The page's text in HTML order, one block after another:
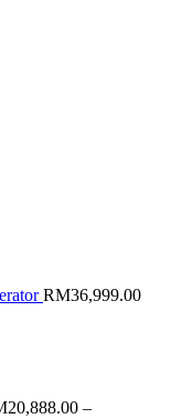
RM36,999.00
20,888.00 –